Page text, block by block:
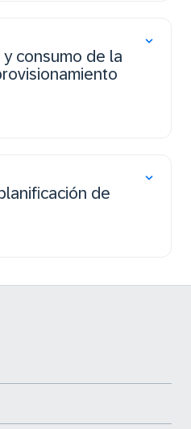
consumo de la
de